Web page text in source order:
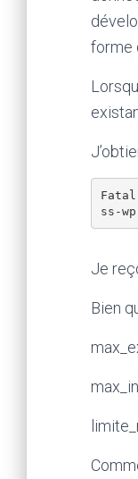
forme
Fatal
Je
Bien